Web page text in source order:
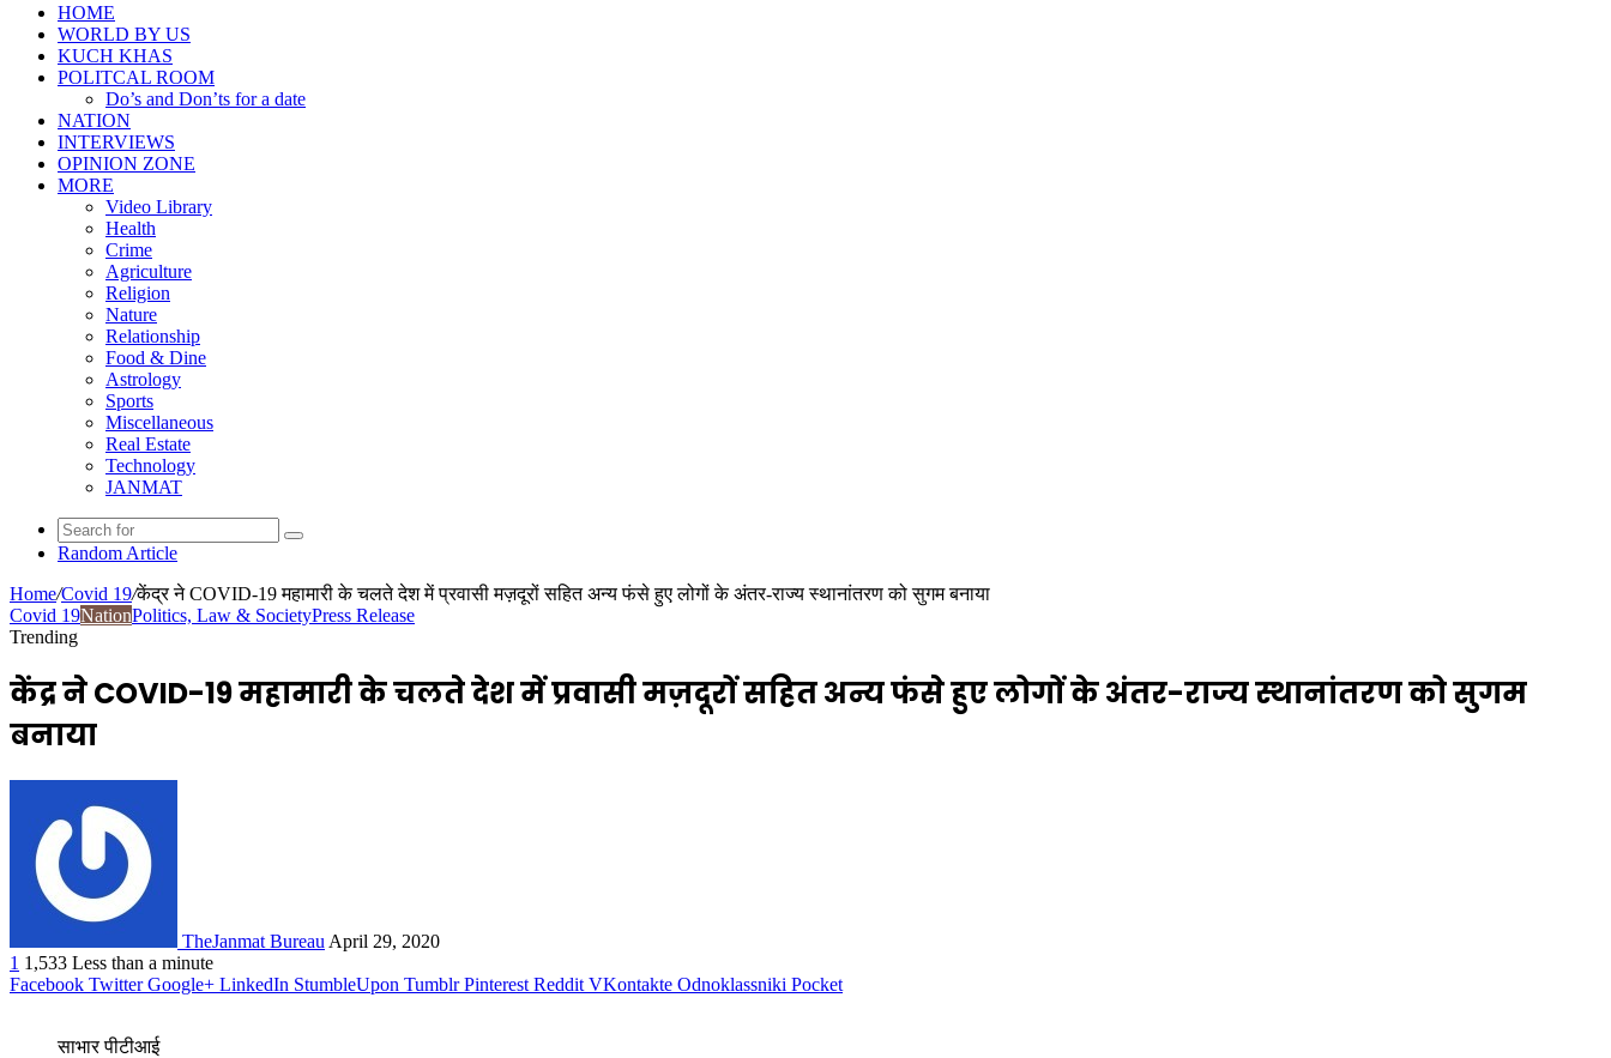
HOME
WORLD BY US
KUCH KHAS
POLITCAL ROOM
Do’s and Don’ts for a date
NATION
INTERVIEWS
OPINION ZONE
MORE
Video Library
Health
Crime
Agriculture
Religion
Nature
Relationship
Food & Dine
Astrology
Sports
Miscellaneous
Real Estate
Technology
JANMAT
Random Article
Home/Covid 19/केंद्र ने COVID-19 महामारी के चलते देश में प्रवासी मज़दूरों सहित अन्य फंसे हुए लोगों के अंतर-राज्य स्थानांतरण को सुगम बनाया
Covid 19NationPolitics, Law & SocietyPress Release
Trending
केंद्र ने COVID-19 महामारी के चलते देश में प्रवासी मज़दूरों सहित अन्य फंसे हुए लोगों के अंतर-राज्य स्थानांतरण को सुगम
बनाया
TheJanmat Bureau April 29, 2020
1 1,533 Less than a minute
Facebook Twitter Google+ LinkedIn StumbleUpon Tumblr Pinterest Reddit VKontakte Odnoklassniki Pocket
साभार पीटीआई